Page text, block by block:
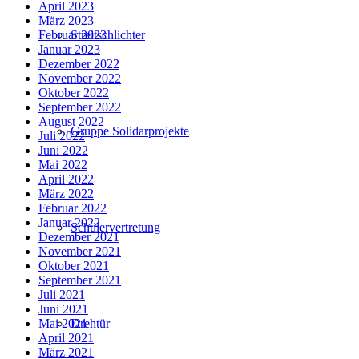
Streitschlichter
Gruppe Solidarprojekte
Schülervertretung
Drehtür
April 2023
März 2023
Februar 2023
Januar 2023
Dezember 2022
November 2022
Oktober 2022
September 2022
August 2022
Juli 2022
Juni 2022
Mai 2022
April 2022
März 2022
Februar 2022
Januar 2022
Dezember 2021
November 2021
Oktober 2021
September 2021
Juli 2021
Juni 2021
Mai 2021
April 2021
März 2021